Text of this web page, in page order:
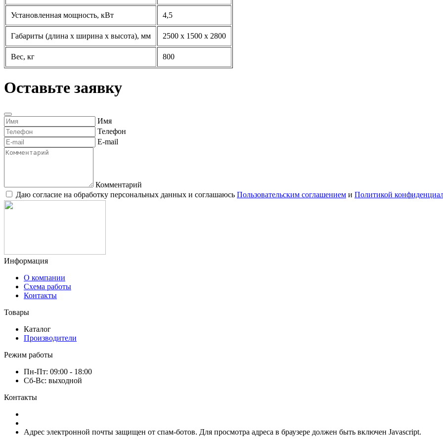
Напряжение питания, В 380
Установленная мощность, кВт 4,5
Габариты (длина х ширина х высота), мм 2500 x 1500 x 2800
Вес, кг 800
Оставьте заявку
Имя
Телефон
Комментарий
Даю согласие на обработку персональных данных и соглашаюсь
О компании
Схема работы
Каталог
Пн-Пт: 09:00 - 18:00
8 (920) 417-17-34